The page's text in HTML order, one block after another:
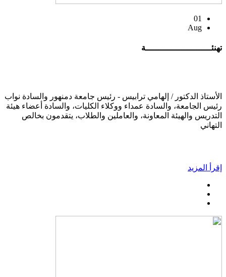
01
Aug
تهنئــــــــــــــــــــــــــة
الأستاذ الدكتور / إلهامي ترابيس - رئيس جامعة دمنهور والسادة نواب
رئيس الجامعة، والسادة عمداء ووكلاء الكليات، والسادة أعضاء هيئة
التدريس والهيئة المعاونة، والعاملين والطلاب، يتقدمون بخالص
التهاني
إقرأ المزيد